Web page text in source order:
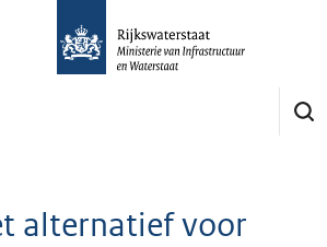
alternatief voor